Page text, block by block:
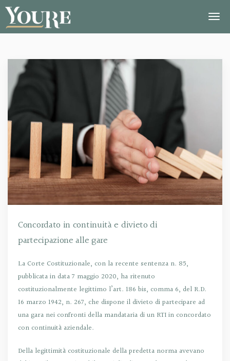
Concordato in continuità e divieto di
partecipazione alle gare
La Corte Costituzionale, con la recente sentenza n. 85,
pubblicata in data 7 maggio 2020, ha ritenuto
costituzionalmente legittimo l’art. 186 bis, comma 6, del R.D.
16 marzo 1942, n. 267, che dispone il divieto di partecipare ad
una gara nei confronti della mandataria di un RTI in concordato
con continuità aziendale.
Della legittimità costituzionale della predetta norma avevano